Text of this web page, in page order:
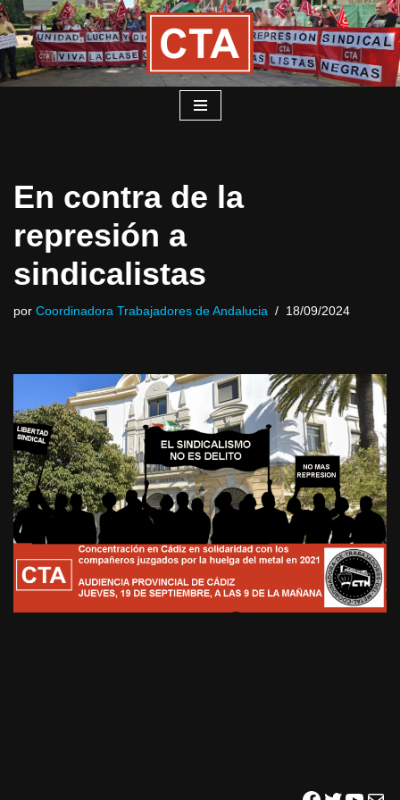
Saltar
al
contenido
En contra de la
represión a
sindicalistas
por Coordinadora Trabajadores de Andalucia 18/09/2024